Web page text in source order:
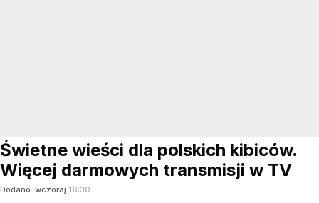
Świetne wieści dla polskich kibiców.
Więcej darmowych transmisji w TV
Dodano: wczoraj 16:30